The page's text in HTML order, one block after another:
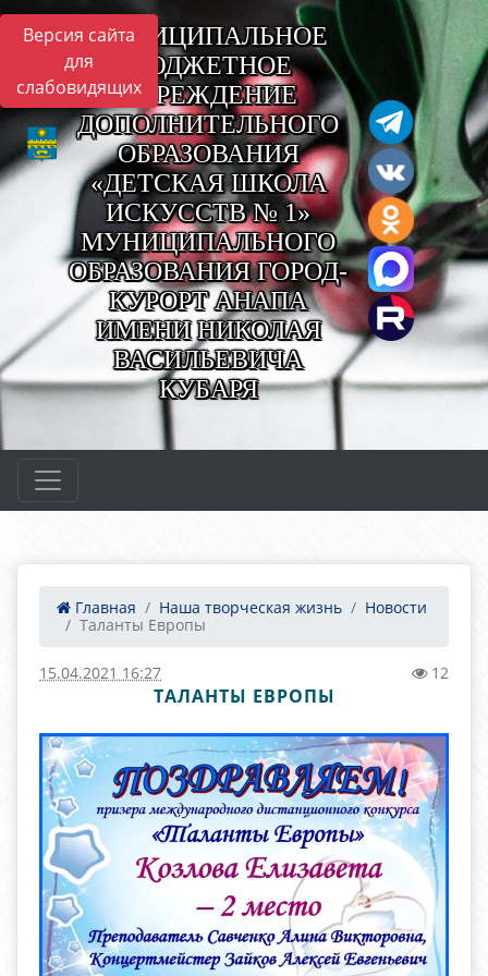
Версия сайта
для
слабовидящих
МУНИЦИПАЛЬНОЕ
БЮДЖЕТНОЕ
УЧРЕЖДЕНИЕ
ДОПОЛНИТЕЛЬНОГО
ОБРАЗОВАНИЯ
«ДЕТСКАЯ ШКОЛА
ИСКУССТВ № 1»
МУНИЦИПАЛЬНОГО
ОБРАЗОВАНИЯ ГОРОД-
КУРОРТ АНАПА
ИМЕНИ НИКОЛАЯ
ВАСИЛЬЕВИЧА
КУБАРЯ
Главная Наша творческая жизнь
Новости
Таланты Европы
15.04.2021 16:27 12
ТАЛАНТЫ ЕВРОПЫ